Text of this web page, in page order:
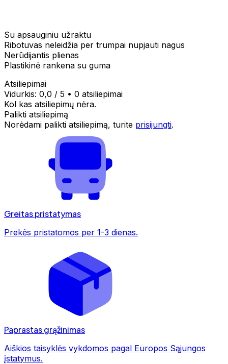
Su apsauginiu užraktu
Ribotuvas neleidžia per trumpai nupjauti nagus
Nerūdijantis plienas
Plastikinė rankena su guma
Atsiliepimai
Vidurkis: 0,0 / 5 • 0 atsiliepimai
Kol kas atsiliepimų nėra.
Palikti atsiliepimą
Norėdami palikti atsiliepimą, turite prisijungti.
Greitas pristatymas
Prekės pristatomos per 1-3 dienas.
Paprastas grąžinimas
Aiškios taisyklės vykdomos pagal Europos Sąjungos
įstatymus.